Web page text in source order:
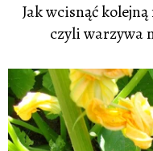
Jak wcisnąć
czyli warzywa